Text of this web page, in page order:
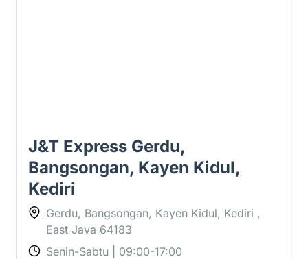
J&T Express Gerdu,
Bangsongan, Kayen Kidul,
Kediri
Gerdu, Bangsongan, Kayen Kidul, Kediri ,
East Java 64183
Senin-Sabtu | 09:00-17:00